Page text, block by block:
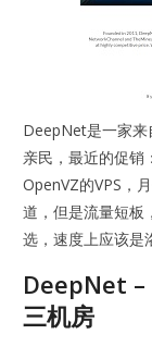
DeepNet是一家来
亲民，最近的促销
OpenVZ的VPS，
道，但是流量短板
选，速度上应该是
DeepNet –
三机房